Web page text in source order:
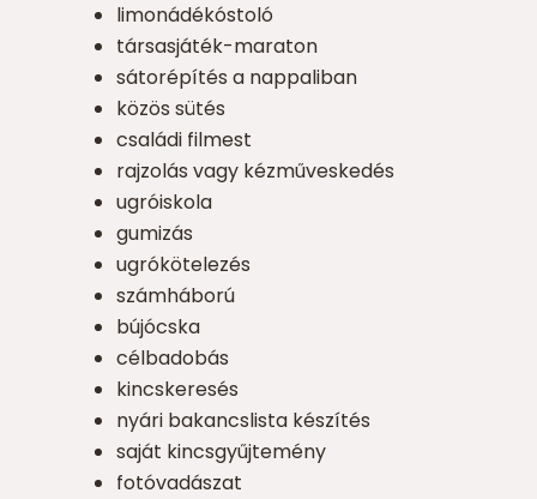
limonádékóstoló
társasjáték-maraton
sátorépítés a nappaliban
közös sütés
családi filmest
rajzolás vagy kézműveskedés
ugróiskola
gumizás
ugrókötelezés
számháború
bújócska
célbadobás
kincskeresés
nyári bakancslista készítés
saját kincsgyűjtemény
fotóvadászat